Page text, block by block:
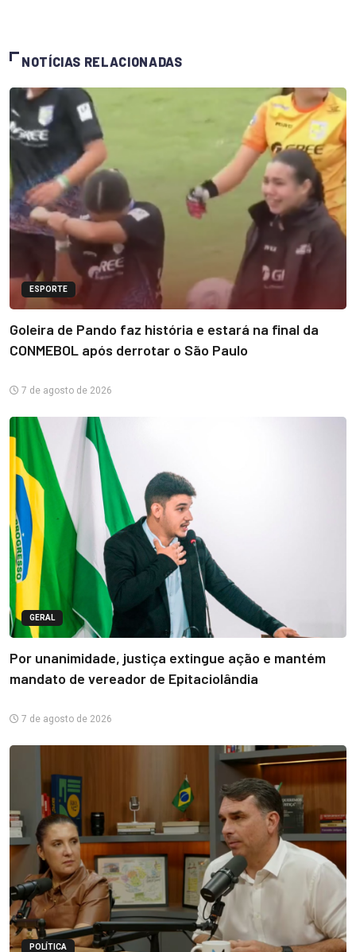
NOTÍCIAS RELACIONADAS
ESPORTE
Goleira de Pando faz história e estará na final da
CONMEBOL após derrotar o São Paulo
7 de agosto de 2026
GERAL
Por unanimidade, justiça extingue ação e mantém
mandato de vereador de Epitaciolândia
7 de agosto de 2026
POLÍTICA